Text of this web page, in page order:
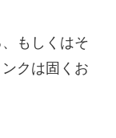
もしくはそ
クは固くお